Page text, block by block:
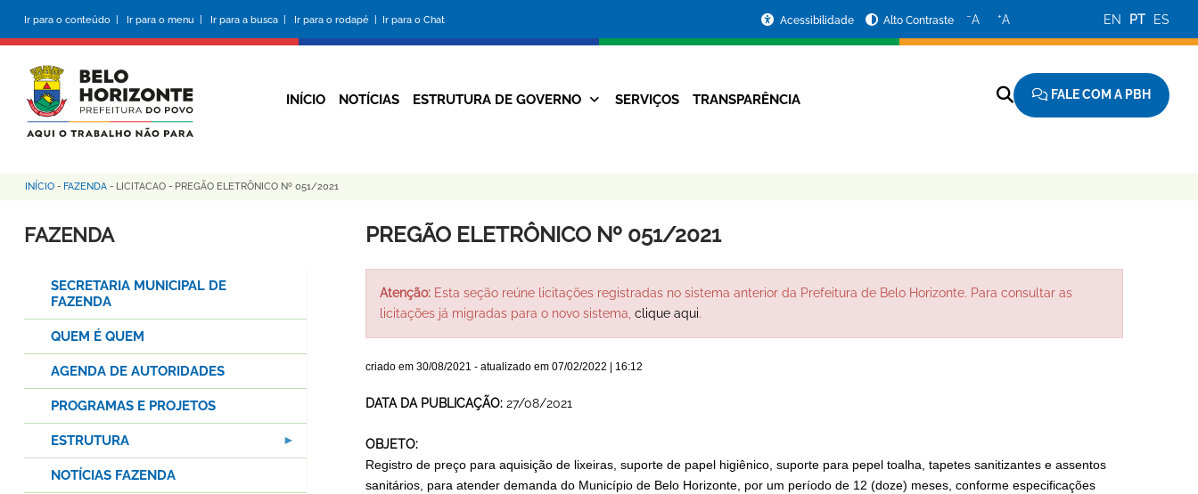
conteúdo
principal
Ir para o conteúdo | Ir para o menu | Ir para a busca | Ir para o rodapé | Ir para o Chat
da
Prefeitura
Acessibilidade Alto Contraste −A +A EN PT ES
Navegação
INÍCIO NOTÍCIAS ESTRUTURA DE GOVERNO SERVIÇOS TRANSPARÊNCIA FALE COM A PBH
Trilha
de
INÍCIO - FAZENDA - LICITACAO - PREGÃO ELETRÔNICO Nº 051/2021
PREGÃO ELETRÔNICO Nº 051/2021
Atenção:Esta seção reúne licitações registradas no sistema anterior da Prefeitura de Belo Horizonte. Para consultar as
licitações já migradas para o novo sistema, clique aqui.
criado em 30/08/2021 - atualizado em 07/02/2022 | 16:12
DATA DA PUBLICAÇÃO: 27/08/2021
OBJETO:
Registro de preço para aquisição de lixeiras, suporte de papel higiênico, suporte para pepel toalha, tapetes sanitizantes e assentos
sanitários, para atender demanda do Município de Belo Horizonte, por um período de 12 (doze) meses, conforme especificações
FAZENDA
SECRETARIA MUNICIPAL DE
FAZENDA
QUEM É QUEM
AGENDA DE AUTORIDADES
PROGRAMAS E PROJETOS
ESTRUTURA
NOTÍCIAS FAZENDA